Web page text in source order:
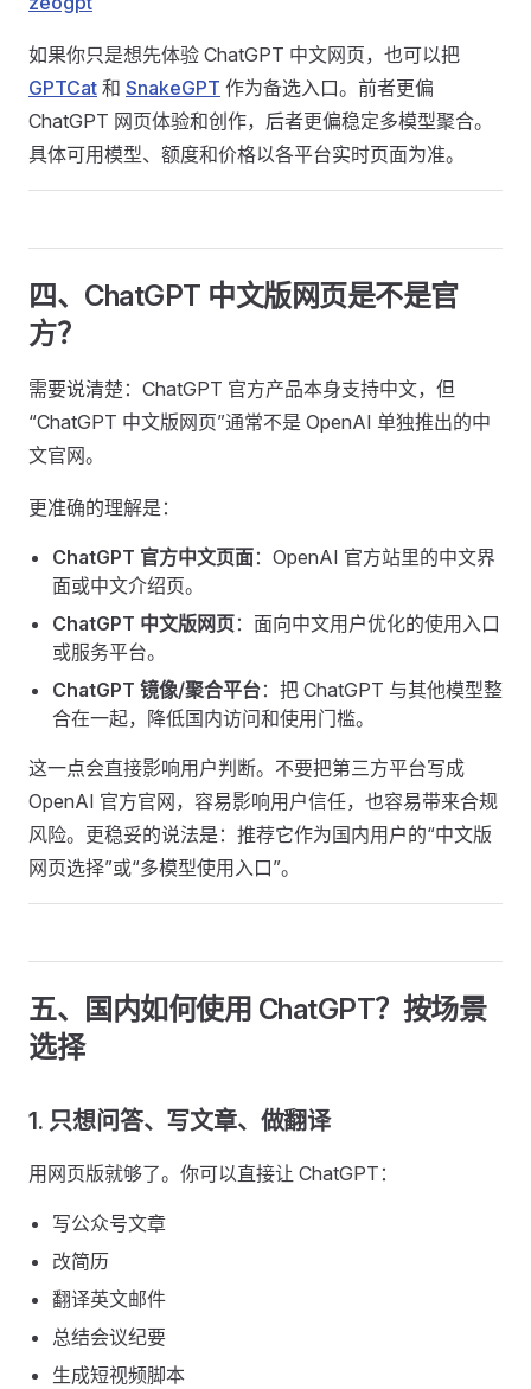
如果你只是想先体验 ChatGPT 中文网页，也可以把
GPTCat 和 SnakeGPT 作为备选入口。前者更偏
ChatGPT 网页体验和创作，后者更偏稳定多模型聚合。
具体可用模型、额度和价格以各平台实时页面为准。
四、ChatGPT 中文版网页是不是官
方？
需要说清楚：ChatGPT 官方产品本身支持中文，但
“ChatGPT 中文版网页”通常不是 OpenAI 单独推出的中
文官网。
更准确的理解是：
ChatGPT 官方中文页面：OpenAI 官方站里的中文界
面或中文介绍页。
ChatGPT 中文版网页：面向中文用户优化的使用入口
或服务平台。
ChatGPT 镜像/聚合平台：把 ChatGPT 与其他模型整
合在一起，降低国内访问和使用门槛。
这一点会直接影响用户判断。不要把第三方平台写成
OpenAI 官方官网，容易影响用户信任，也容易带来合规
风险。更稳妥的说法是：推荐它作为国内用户的“中文版
网页选择”或“多模型使用入口”。
五、国内如何使用 ChatGPT？按场景
选择
1. 只想问答、写文章、做翻译
用网页版就够了。你可以直接让 ChatGPT：
写公众号文章
改简历
翻译英文邮件
总结会议纪要
生成短视频脚本